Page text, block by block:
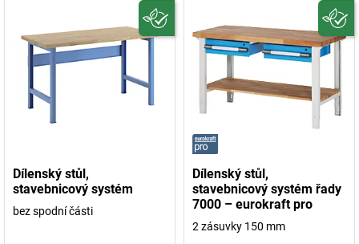
Dílenský stůl,
stavebnicový systém
bez spodní části
Dílenský stůl,
stavebnicový systém řady
7000 – eurokraft pro
2 zásuvky 150 mm